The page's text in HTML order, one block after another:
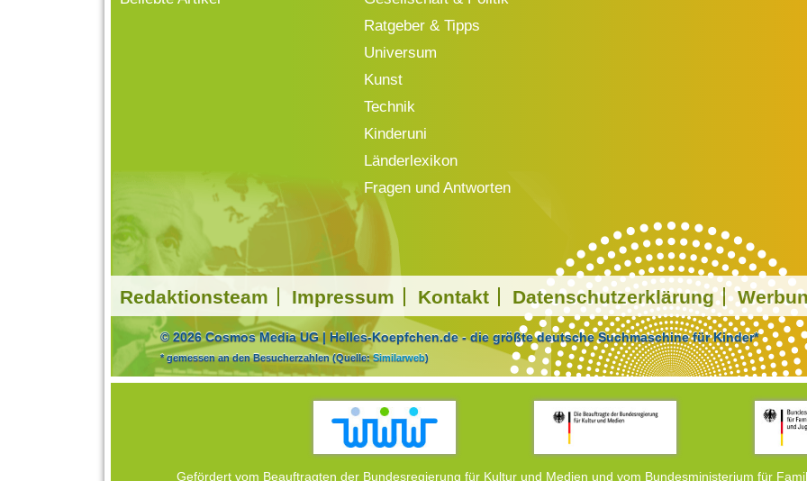
Ratgeber & Tipps
Universum
Kunst
Technik
Kinderuni
Länderlexikon
Fragen und Antworten
Redaktionsteam Impressum Kontakt Datenschutzerklärung
© 2026 Cosmos Media UG | Helles-Koepfchen.de - die größte deutsche Suchmaschine für Kinder*
* gemessen an den Besucherzahlen (Quelle:Similarweb)
Gefördert vom Beauftragten der Bundesregierung für Kultur und Medien und vom Bundesministerium für